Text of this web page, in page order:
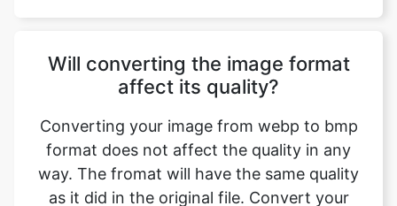
format does not affect the quality in any
way. The fromat will have the same quality
as it did in the original file. Convert your
images with perfect quality, size, and
compression. Our online image converter
tool has this as one of its key features. We